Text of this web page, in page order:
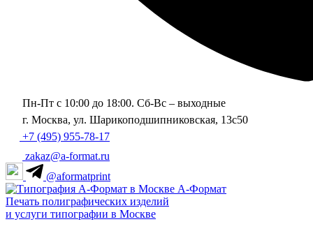
Пн-Пт с 10:00 до 18:00. Сб-Вс – выходные
г. Москва, ул. Шарикоподшипниковская, 13с50
+7 (495) 955-78-17
zakaz@a-format.ru
@aformatprint
А-Формат
Печать полиграфических изделий
и услуги типографии в Москве